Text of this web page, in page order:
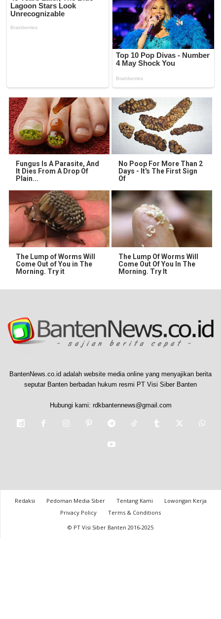
Fungus Is A Parasite, And
It Dies From A Drop Of
Plain...
No Poop For More Than 2
Days - It's The First Sign
Of
The Lump of Worms Will
Come Out of You in The
Morning. Try it
The Lump Of Worms Will
Come Out Of You In The
Morning. Try It
BantenNews.co.id adalah website media online yang menyajikan berita
seputar Banten berbadan hukum resmi PT Visi Siber Banten
Hubungi kami: rdkbantennews@gmail.com
Redaksi Pedoman Media Siber Tentang Kami
Lowongan Kerja
Privacy Policy
Terms & Conditions
© PT Visi Siber Banten 2016-2025